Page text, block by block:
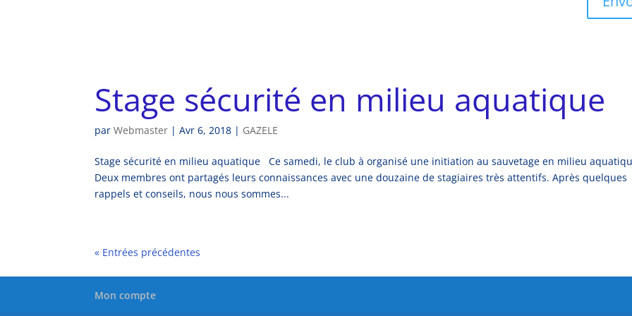
Stage sécurité en milieu aquatique
parWebmaster |Avr 6, 2018 | GAZELE
Stage sécurité en milieu aquatique Ce samedi, le club à organisé une initiation au sauvetage en milieu
Deux membres ont partagés leurs connaissances avec une douzaine de stagiaires très attentifs. Après quelques
rappels et conseils, nous nous sommes...
« Entrées précédentes
Mon compte